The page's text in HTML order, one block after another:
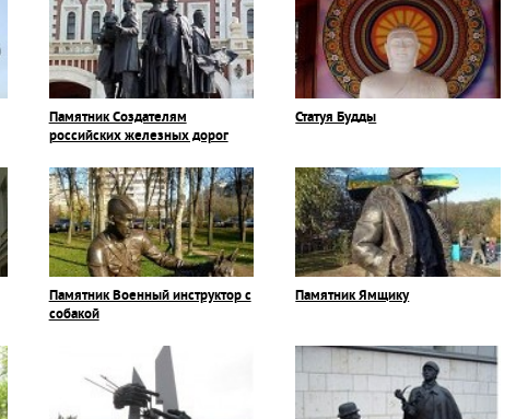
Памятник Создателям
российских железных дорог
Статуя Будды
Памятник Военный инструктор с
собакой
Памятник Ямщику